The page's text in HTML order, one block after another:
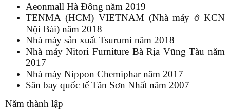
Aeonmall Hà Đông năm 2019
TENMA (HCM) VIETNAM (Nhà máy ở KCN
Nội Bài) năm 2018
Nhà máy sản xuất Tsurumi năm 2018
Nhà máy Nitori Furniture Bà Rịa Vũng Tàu năm
2017
Nhà máy Nippon Chemiphar năm 2017
Sân bay quốc tế Tân Sơn Nhất năm 2007
Năm thành lập